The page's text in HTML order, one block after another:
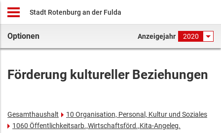
Stadt Rotenburg an der Fulda
Optionen Anzeigejahr 2020
Förderung kultureller Beziehungen
Gesamthaushalt
10 Organisation, Personal, Kultur und Soziales
1060 Öffentlichkeitsarb.,Wirtschaftsförd.,Kita-Angeleg.